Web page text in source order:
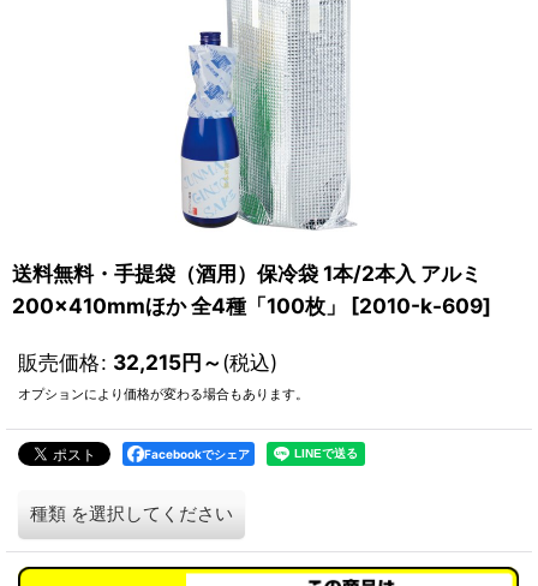
送料無料・手提袋（酒用）保冷袋 1本/2本入 アルミ
200×410mmほか 全4種「100枚」
[2010-k-609]
販売価格: 32,215円～(税込)
オプションにより価格が変わる場合もあります。
Facebookでシェア
種類 を選択してください